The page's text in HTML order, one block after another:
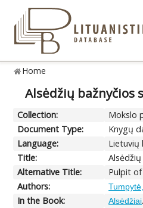
Home
Alsėdžių bažnyčios
Collection:
Mokslo
Document Type:
Knygų
Language:
Lietuvių
Title:
Alternative Title:
Pulpit of
Authors:
In the Book: Alsėdžiai